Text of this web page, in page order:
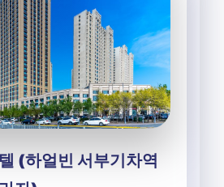
(하얼빈 서부기차역